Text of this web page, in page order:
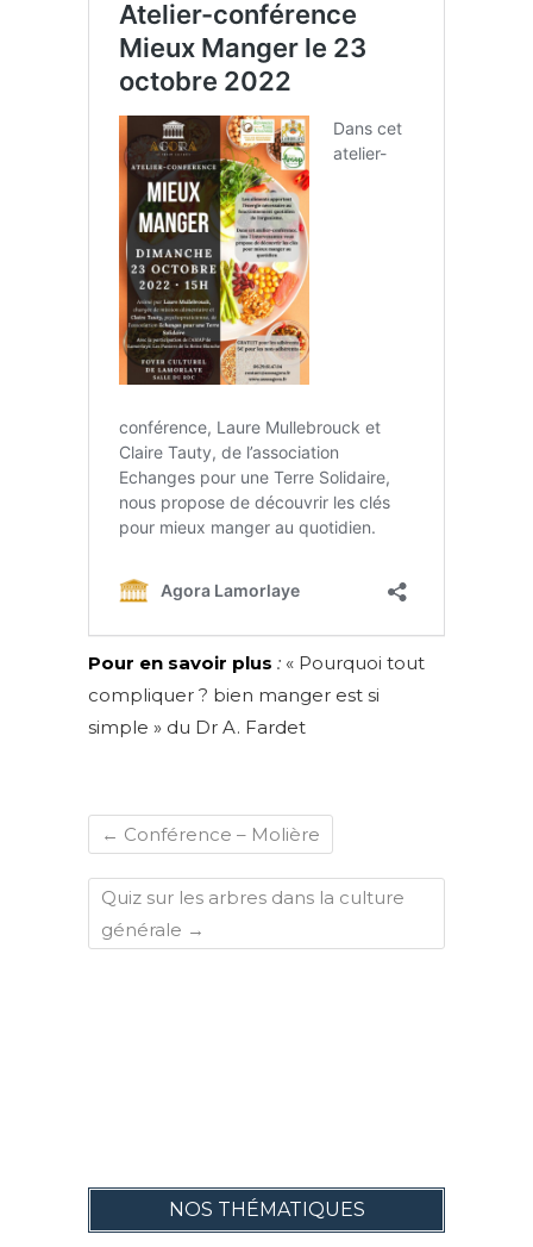
Pour en savoir plus : « Pourquoi tout
compliquer ? bien manger est si
simple » du Dr A. Fardet
← Conférence – Molière
Quiz sur les arbres dans la culture
générale →
NOS THÉMATIQUES